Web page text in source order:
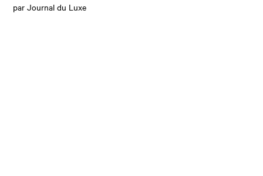
par Journal du Luxe